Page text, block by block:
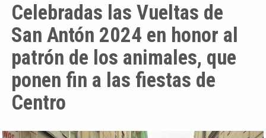
Celebradas las Vueltas de
San Antón 2024 en honor al
patrón de los animales, que
ponen fin a las fiestas de
Centro